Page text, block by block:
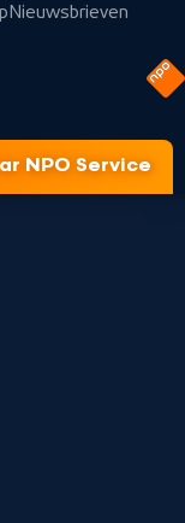
Nieuwsbrieven
NPO Service